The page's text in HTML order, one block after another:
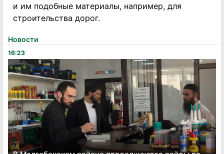
Новости
16:23
и им подобные материалы, например, для
строительства дорог.